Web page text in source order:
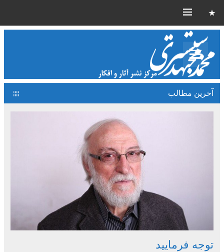
آخرین مطالب
توجه فرمایید